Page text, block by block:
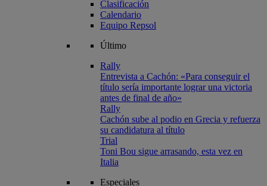
Clasificación
Calendario
Equipo Repsol
Último
Rally
Entrevista a Cachón: «Para conseguir el
título sería importante lograr una victoria
antes de final de año»
Rally
Cachón sube al podio en Grecia y refuerza
su candidatura al título
Trial
Toni Bou sigue arrasando, esta vez en
Italia
Especiales